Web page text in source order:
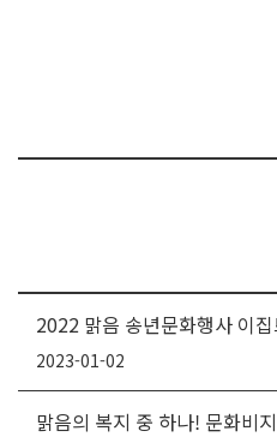
2022 맑음 송년문화행사 이
2023-01-02